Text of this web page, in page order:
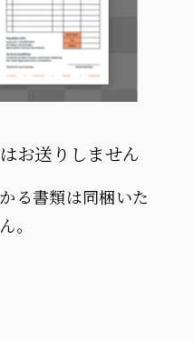
お送りしません
る書類は同梱いた
。